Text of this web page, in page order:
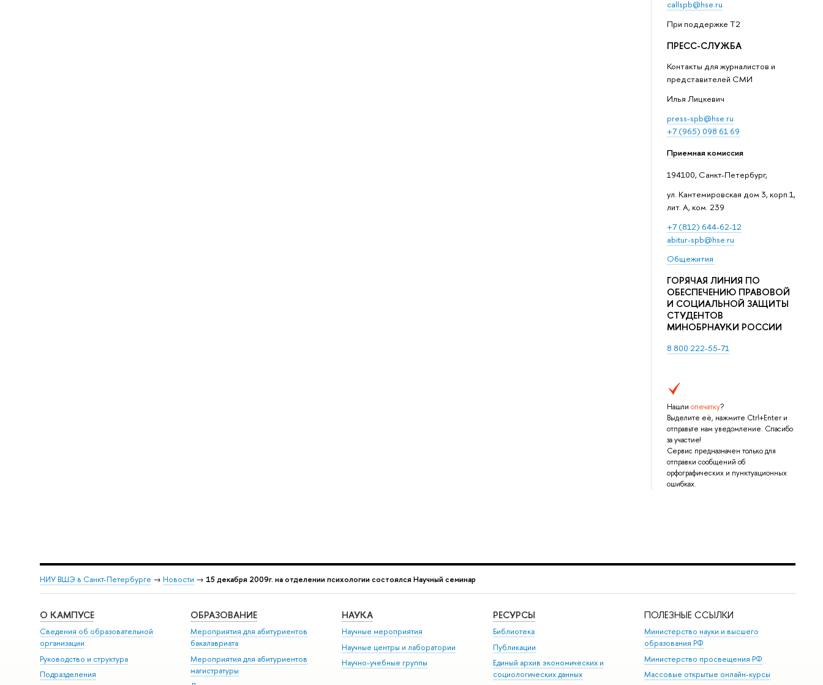
callspb@hse.ru
При поддержке T2
ПРЕСС-СЛУЖБА
Контакты для журналистов и
представителей СМИ
Илья Лицкевич
press-spb@hse.ru
+7 (965) 098 61 69
Приемная комиссия
194100, Санкт-Петербург,
ул. Кантемировская дом 3, корп.1,
лит. А, ком. 239
+7 (812) 644-62-12
abitur-spb@hse.ru
Общежития
ГОРЯЧАЯ ЛИНИЯ ПО
ОБЕСПЕЧЕНИЮ ПРАВОВОЙ
И СОЦИАЛЬНОЙ ЗАЩИТЫ
СТУДЕНТОВ
МИНОБРНАУКИ РОССИИ
8 800 222-55-71
Нашли опечатку?
Выделите её, нажмите Ctrl+Enter и
отправьте нам уведомление. Спасибо
за участие!
Сервис предназначен только для
отправки сообщений об
орфографических и пунктуационных
ошибках.
НИУ ВШЭ в Санкт-Петербурге → Новости → 15 декабря 2009г. на отделении психологии состоялся Научный семинар
О КАМПУСЕ
Сведения об образовательной
организации
Руководство и структура
Подразделения
ОБРАЗОВАНИЕ
Мероприятия для абитуриентов
бакалавриата
Мероприятия для абитуриентов
магистратуры
НАУКА
Научные мероприятия
Научные центры и лаборатории
Научно-учебные группы
РЕСУРСЫ
Библиотека
Публикации
Единый архив экономических и
социологических данных
ПОЛЕЗНЫЕ ССЫЛКИ
Министерство науки и высшего
образования РФ
Министерство просвещения РФ
Массовые открытые онлайн-курсы